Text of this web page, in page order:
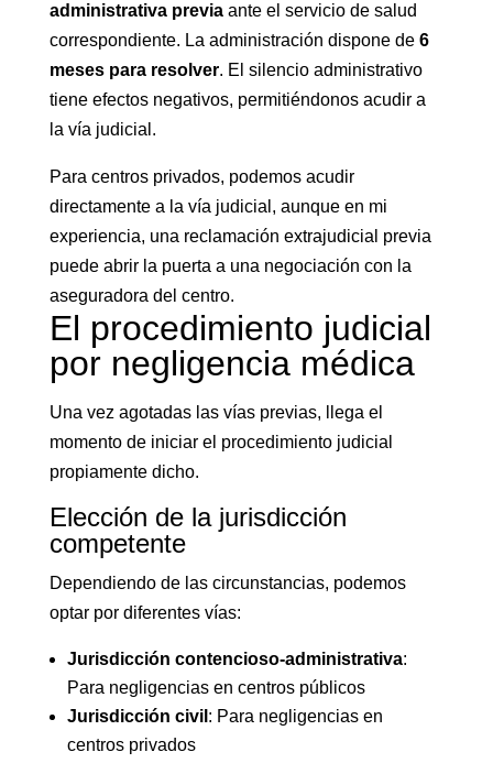
administrativa previaante el servicio de salud
correspondiente. La administración dispone de 6
meses para resolver. El silencio administrativo
tiene efectos negativos, permitiéndonos acudir a
la vía judicial.
Para centros privados, podemos acudir
directamente a la vía judicial, aunque en mi
experiencia, una reclamación extrajudicial previa
puede abrir la puerta a una negociación con la
aseguradora del centro.
El procedimiento judicial
por negligencia médica
Una vez agotadas las vías previas, llega el
momento de iniciar el procedimiento judicial
propiamente dicho.
Elección de la jurisdicción
competente
Dependiendo de las circunstancias, podemos
optar por diferentes vías:
Jurisdicción contencioso-administrativa:
Para negligencias en centros públicos
Jurisdicción civil : Para negligencias en
centros privados